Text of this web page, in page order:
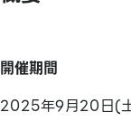
開催期間
2025年9月20日(